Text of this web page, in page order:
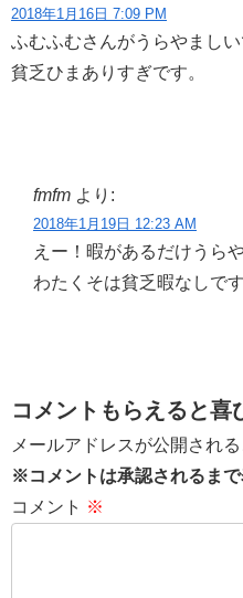
2018年1月16日 7:09 PM
ふむふむさんがうらやましい
貧乏ひまありすぎです。
fmfm より:
2018年1月19日 12:23 AM
えー！暇があるだけうら
わたくそは貧乏暇なしで
コメントもらえると
メールアドレスが公開され
※コメントは承認されるまで
コメント ※